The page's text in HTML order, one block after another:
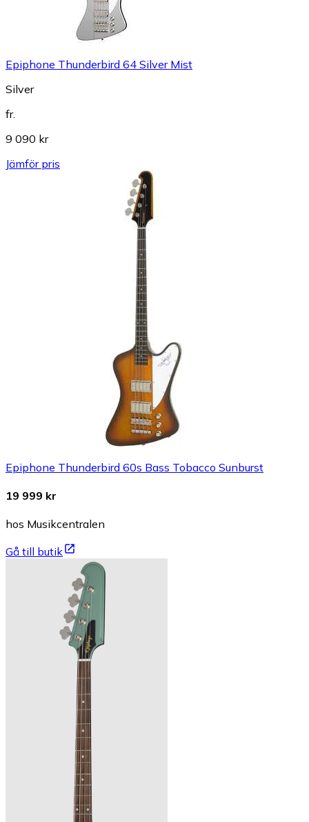
Epiphone Thunderbird 64 Silver Mist
Silver
fr.
9 090 kr
Jämför pris
Epiphone Thunderbird 60s Bass Tobacco Sunburst
19 999 kr
hos Musikcentralen
Gå till butik